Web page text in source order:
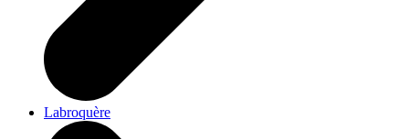
Labroquère